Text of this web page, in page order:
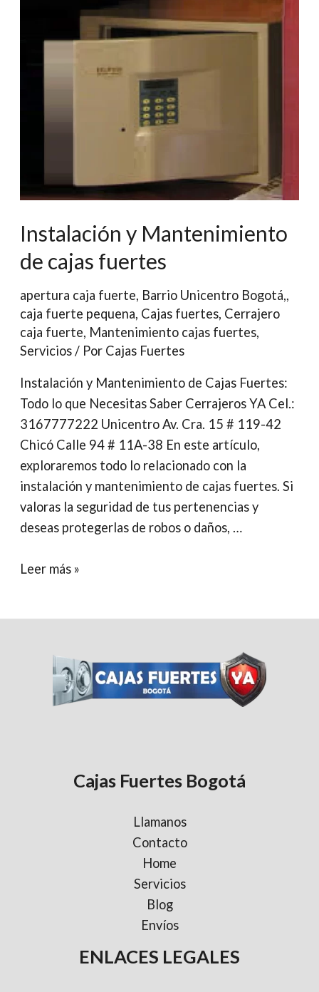
Instalación y Mantenimiento
de cajas fuertes
apertura caja fuerte, Barrio Unicentro Bogotá,,
caja fuerte pequena, Cajas fuertes, Cerrajero
caja fuerte, Mantenimiento cajas fuertes,
Servicios/ Por Cajas Fuertes
Instalación y Mantenimiento de Cajas Fuertes:
Todo lo que Necesitas Saber Cerrajeros YA Cel.:
3167777222 Unicentro Av. Cra. 15 # 119-42
Chicó Calle 94 # 11A-38 En este artículo,
exploraremos todo lo relacionado con la
instalación y mantenimiento de cajas fuertes. Si
valoras la seguridad de tus pertenencias y
deseas protegerlas de robos o daños, …
Instalación
fuertes
Leer más »
Cajas Fuertes Bogotá
Llamanos
Contacto
Home
Servicios
Blog
Envíos
ENLACES LEGALES